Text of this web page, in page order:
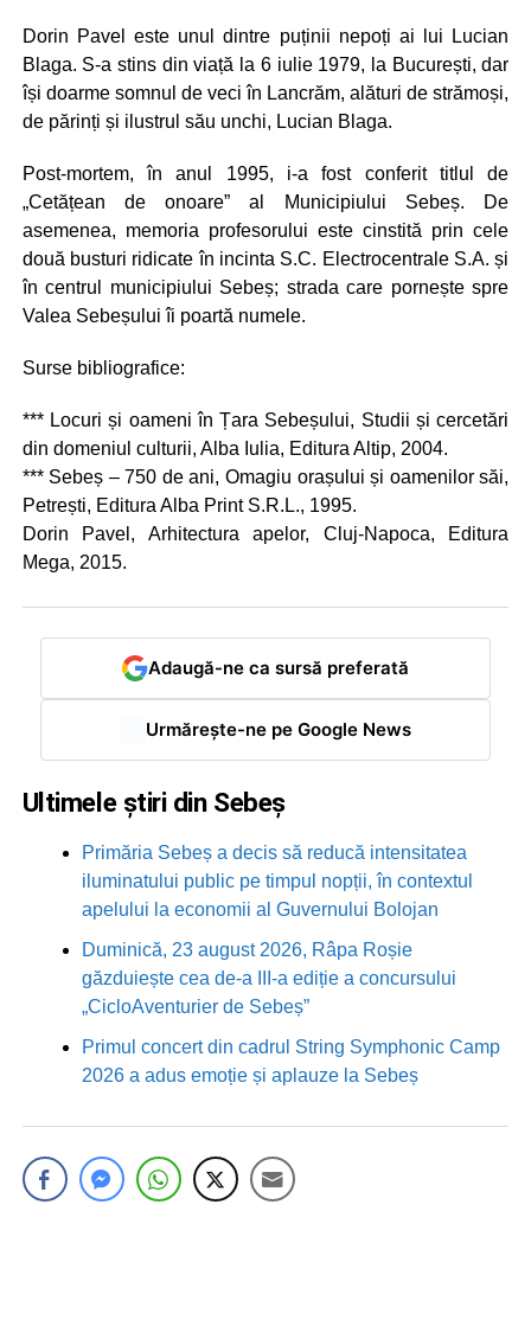
Dorin Pavel este unul dintre puținii nepoți ai lui Lucian
Blaga. S-a stins din viață la 6 iulie 1979, la București, dar
își doarme somnul de veci în Lancrăm, alături de strămoși,
de părinți și ilustrul său unchi, Lucian Blaga.
Post-mortem, în anul 1995, i-a fost conferit titlul de
„Cetățean de onoare” al Municipiului Sebeș. De
asemenea, memoria profesorului este cinstită prin cele
două busturi ridicate în incinta S.C. Electrocentrale S.A. și
în centrul municipiului Sebeș; strada care pornește spre
Valea Sebeșului îi poartă numele.
Surse bibliografice:
*** Locuri și oameni în Țara Sebeșului, Studii și cercetări
din domeniul culturii, Alba Iulia, Editura Altip, 2004.
*** Sebeș – 750 de ani, Omagiu orașului și oamenilor săi,
Petrești, Editura Alba Print S.R.L., 1995.
Dorin Pavel, Arhitectura apelor, Cluj-Napoca, Editura
Mega, 2015.
Adaugă-ne ca sursă preferată
Urmărește-ne pe Google News
Ultimele știri din Sebeș
Primăria Sebeș a decis să reducă intensitatea
iluminatului public pe timpul nopții, în contextul
apelului la economii al Guvernului Bolojan
Duminică, 23 august 2026, Râpa Roșie
găzduiește cea de-a III-a ediție a concursului
„CicloAventurier de Sebeș”
Primul concert din cadrul String Symphonic Camp
2026 a adus emoție și aplauze la Sebeș